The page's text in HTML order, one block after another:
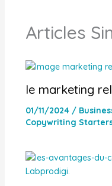
Articles
le marketing
01/11/2024 /
Copywriting